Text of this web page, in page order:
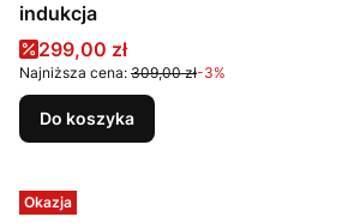
indukcja
Cena promocyjna
299,00 zł
Najniższa cena: 309,00 zł-3%
Do koszyka
Okazja